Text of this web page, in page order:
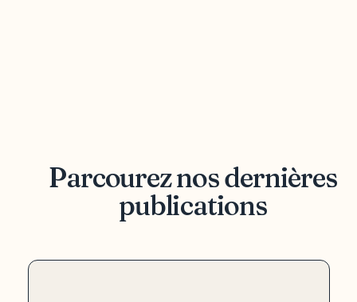
Parcourez nos dernières
publications